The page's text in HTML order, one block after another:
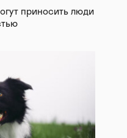
приносить люди